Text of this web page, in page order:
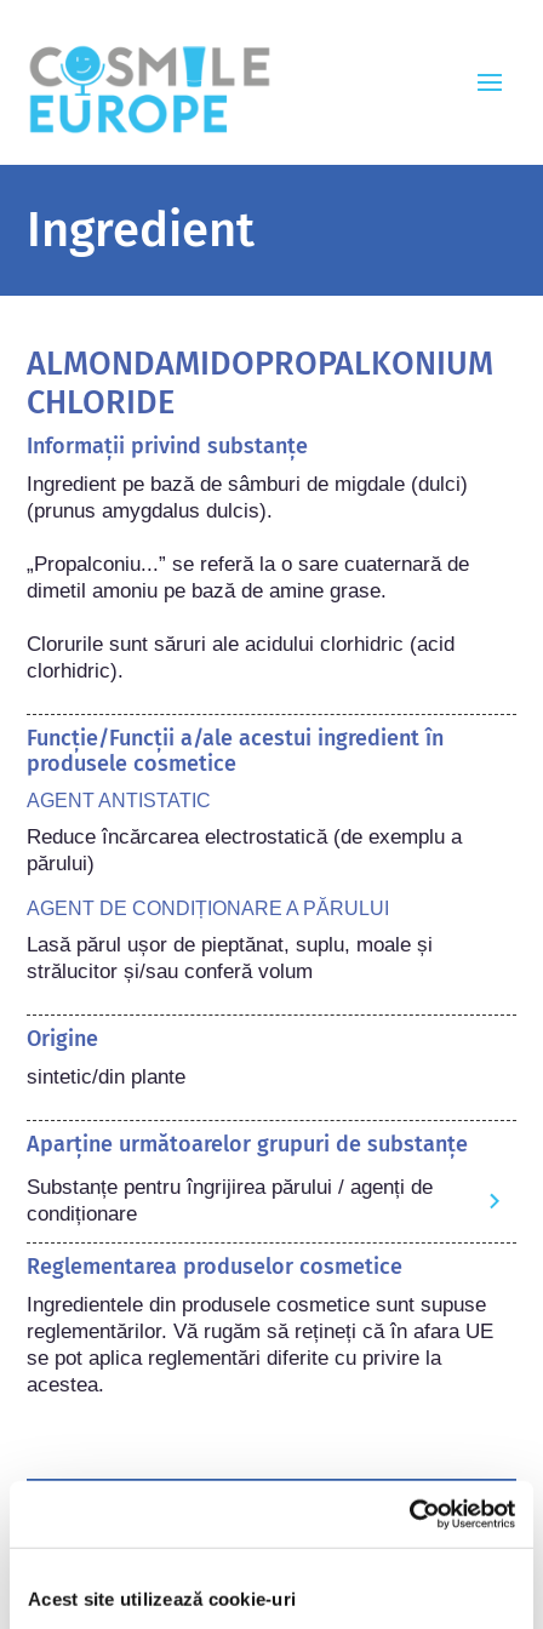
Acest site utilizează cookie-uri
Ingredient
ALMONDAMIDOPROPALKONIUM
CHLORIDE
Informații privind substanțe
Ingredient pe bază de sâmburi de migdale (dulci)
(prunus amygdalus dulcis).
„Propalconiu...” se referă la o sare cuaternară de
dimetil amoniu pe bază de amine grase.
Clorurile sunt săruri ale acidului clorhidric (acid
clorhidric).
Funcție/Funcții a/ale acestui ingredient în
produsele cosmetice
AGENT ANTISTATIC
Reduce încărcarea electrostatică (de exemplu a
părului)
AGENT DE CONDIȚIONARE A PĂRULUI
Lasă părul ușor de pieptănat, suplu, moale și
strălucitor și/sau conferă volum
Origine
sintetic/din plante
Aparține următoarelor grupuri de substanțe
Substanțe pentru îngrijirea părului / agenți de
condiționare
Reglementarea produselor cosmetice
Ingredientele din produsele cosmetice sunt supuse
reglementărilor. Vă rugăm să rețineți că în afara UE
se pot aplica reglementări diferite cu privire la
acestea.
Înțelegerea produselor
cosmetice